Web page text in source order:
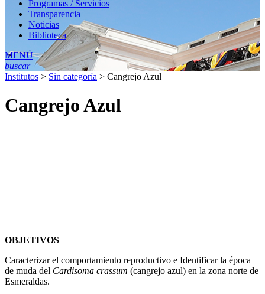
Programas / Servicios
Transparencia
Noticias
Biblioteca
MENÚ
buscar
Institutos > Sin categoría > Cangrejo Azul
Cangrejo Azul
OBJETIVOS
Caracterizar el comportamiento reproductivo e Identificar la época
de muda del Cardisoma crassum (cangrejo azul) en la zona norte de
Esmeraldas.